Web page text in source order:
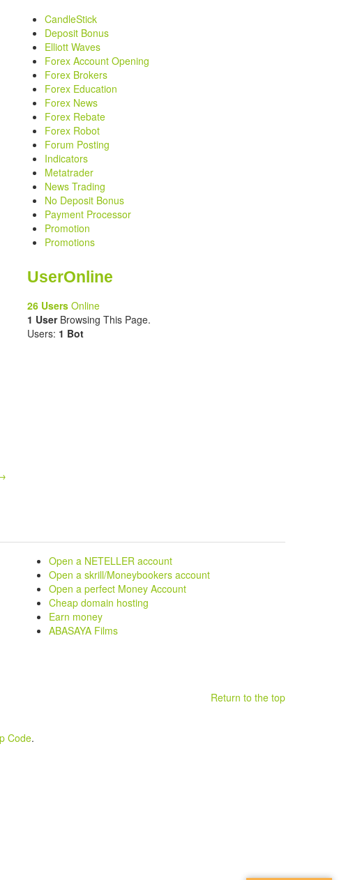
CandleStick
Deposit Bonus
Elliott Waves
Forex Account Opening
Forex Brokers
Forex Education
Forex News
Forex Rebate
Forex Robot
Forum Posting
Indicators
Metatrader
News Trading
No Deposit Bonus
Payment Processor
Promotion
Promotions
UserOnline
26 Users Online
1 UserBrowsing This Page.
Users: 1 Bot
Open a NETELLER account
Open a skrill/Moneybookers account
Open a perfect Money Account
Cheap domain hosting
Earn money
ABASAYA Films
Return to the top
Code.